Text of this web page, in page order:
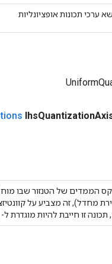
ערכי תכונות אופציונליות
lhsQuantization
הממדים של הטנזור שבו
חייבת להיות מוגדרת ל-1. ערכים אחרים נדחים.